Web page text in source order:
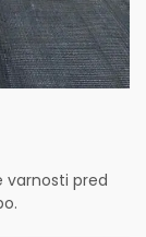
varnosti pred